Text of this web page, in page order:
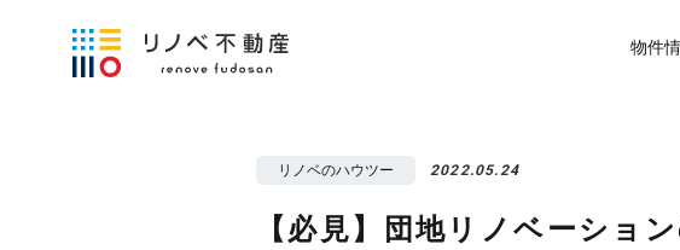
物件
リノベのハウツー 2022.05.24
【必見】団地リノベーショ